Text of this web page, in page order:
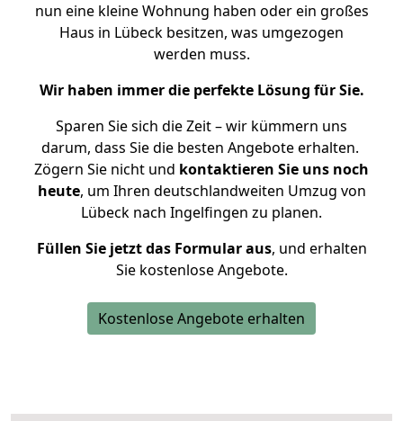
nun eine kleine Wohnung haben oder ein großes
Haus in Lübeck besitzen, was umgezogen
werden muss.
Wir haben immer die perfekte Lösung für Sie.
Sparen Sie sich die Zeit – wir kümmern uns
darum, dass Sie die besten Angebote erhalten.
Zögern Sie nicht und kontaktieren Sie uns noch
heute, um Ihren deutschlandweiten Umzug von
Lübeck nach Ingelfingen zu planen.
Füllen Sie jetzt das Formular aus, und erhalten
Sie kostenlose Angebote.
Kostenlose Angebote erhalten